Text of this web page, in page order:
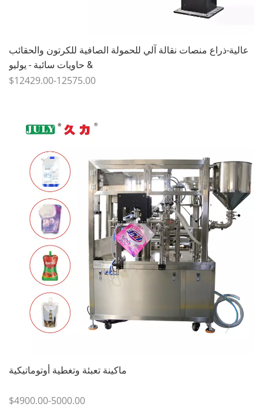
عالية-ذراع منصات نقالة آلي للحمولة الصافية للكرتون والحقائب
& حاويات سائبة - يوليو
$12429.00-12575.00
ماكينة تعبئة وتغطية أوتوماتيكية
$4900.00-5000.00